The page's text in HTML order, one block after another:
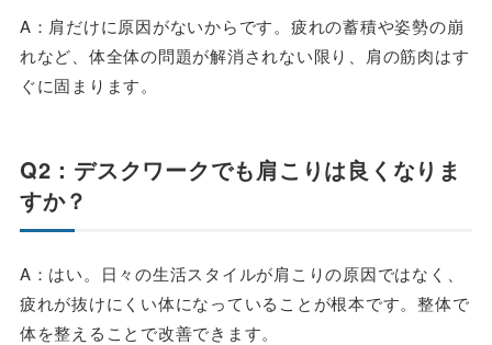
A：肩だけに原因がないからです。疲れの蓄積や姿勢の崩
れなど、体全体の問題が解消されない限り、肩の筋肉はす
ぐに固まります。
Q2：デスクワークでも肩こりは良くなりま
すか？
A：はい。日々の生活スタイルが肩こりの原因ではなく、
疲れが抜けにくい体になっていることが根本です。整体で
体を整えることで改善できます。